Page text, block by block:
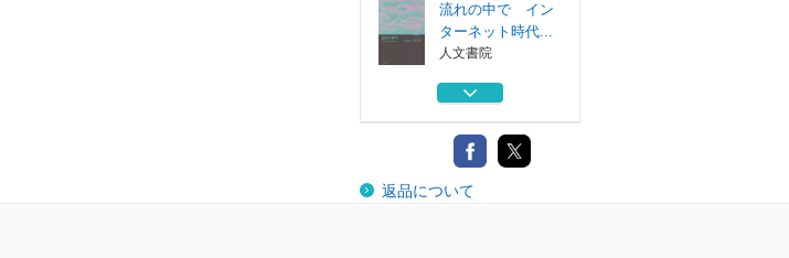
流れの中で イン
ターネット時代...
人文書院
ロシア構成主義
共和国
ロトチェンコとソ
ヴィエト文化の...
返品について